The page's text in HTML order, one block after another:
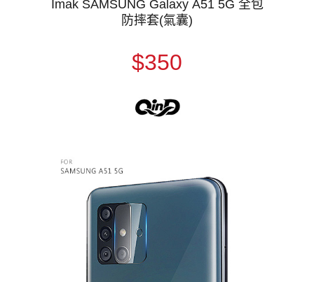
Imak SAMSUNG Galaxy A51 5G 全包
防摔套(氣囊)
$350